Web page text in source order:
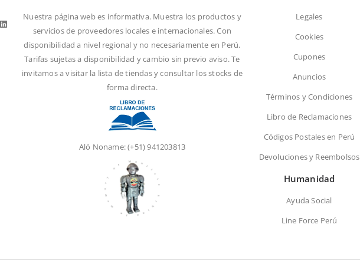
LinkedIn
Nuestra página web es informativa. Muestra los productos y
servicios de proveedores locales e internacionales. Con
disponibilidad a nivel regional y no necesariamente en Perú.
Tarifas sujetas a disponibilidad y cambio sin previo aviso. Te
invitamos a visitar la lista de tiendasy consultar los stocks de
forma directa.
Aló Noname:(+51) 941203813
Legales
Cookies
Cupones
Anuncios
Términos y Condiciones
Libro de Reclamaciones
Códigos Postales en Perú
Devoluciones y Reembolsos
Humanidad
Ayuda Social
Line Force Perú